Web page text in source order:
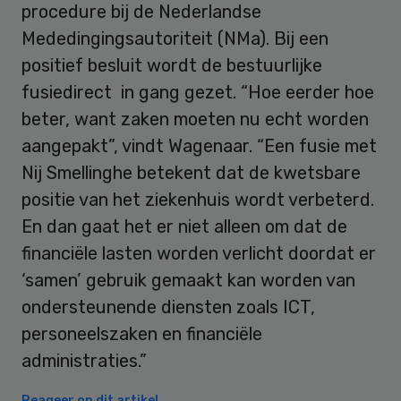
procedure bij de Nederlandse
Mededingingsautoriteit (NMa). Bij een
positief besluit wordt de bestuurlijke
fusiedirect in gang gezet. “Hoe eerder hoe
beter, want zaken moeten nu echt worden
aangepakt”, vindt Wagenaar. “Een fusie met
Nij Smellinghe betekent dat de kwetsbare
positie van het ziekenhuis wordt verbeterd.
En dan gaat het er niet alleen om dat de
financiële lasten worden verlicht doordat er
‘samen’ gebruik gemaakt kan worden van
ondersteunende diensten zoals ICT,
personeelszaken en financiële
administraties.”